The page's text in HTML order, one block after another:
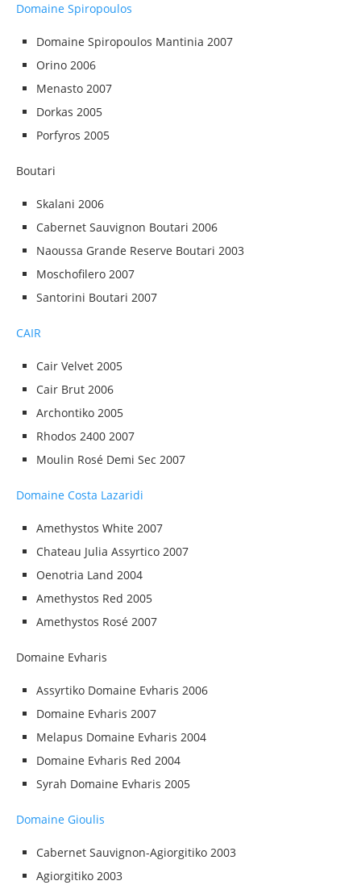
Domaine Spiropoulos
Domaine Spiropoulos Mantinia 2007
Orino 2006
Menasto 2007
Dorkas 2005
Porfyros 2005
Boutari
Skalani 2006
Cabernet Sauvignon Boutari 2006
Naoussa Grande Reserve Boutari 2003
Moschofilero 2007
Santorini Boutari 2007
CAIR
Cair Velvet 2005
Cair Brut 2006
Archontiko 2005
Rhodos 2400 2007
Moulin Rosé Demi Sec 2007
Domaine Costa Lazaridi
Amethystos White 2007
Chateau Julia Assyrtico 2007
Oenotria Land 2004
Amethystos Red 2005
Amethystos Rosé 2007
Domaine Evharis
Assyrtiko Domaine Evharis 2006
Domaine Evharis 2007
Melapus Domaine Evharis 2004
Domaine Evharis Red 2004
Syrah Domaine Evharis 2005
Domaine Gioulis
Cabernet Sauvignon-Agiorgitiko 2003
Agiorgitiko 2003